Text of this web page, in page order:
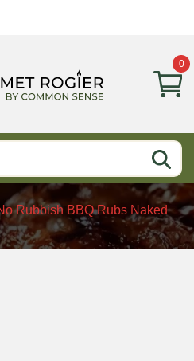
0
Rubbish BBQ Rubs Naked